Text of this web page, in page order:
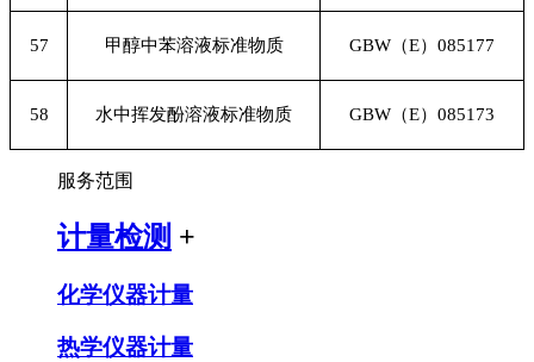
57 甲醇中苯溶液标准物质 GBW （E）085177
58 水中挥发酚溶液标准物质 GBW （E）085173
服务范围
计量检测 +
化学仪器计量
热学仪器计量